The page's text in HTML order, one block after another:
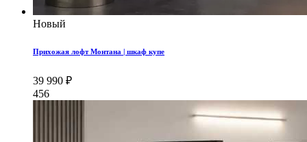
Новый
Прихожая лофт Монтана | шкаф купе
39 990 ₽
456